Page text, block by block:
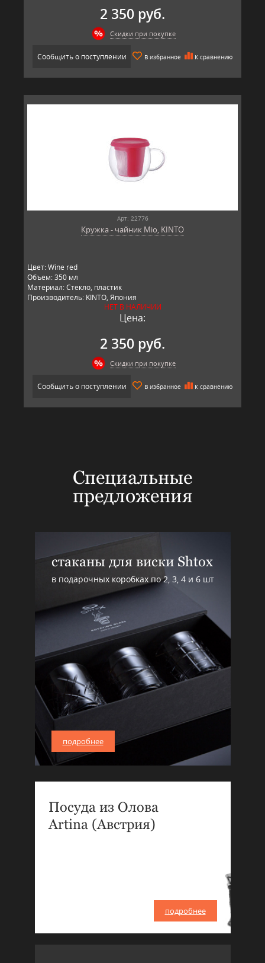
2 350 руб.
Скидки при покупке
Сообщить о поступлении В избранное К сравнению
Арт: 22776
Кружка - чайник Mio, KINTO
Цвет: Wine red
Объем: 350 мл
Материал: Стекло, пластик
Производитель: KINTO, Япония
НЕТ В НАЛИЧИИ
Цена:
2 350 руб.
Скидки при покупке
Сообщить о поступлении В избранное К сравнению
Специальные
предложения
стаканы для виски Shtox
в подарочных коробках по 2, 3, 4 и 6 шт
подробнее
Посуда из Олова
Artina (Австрия)
подробнее